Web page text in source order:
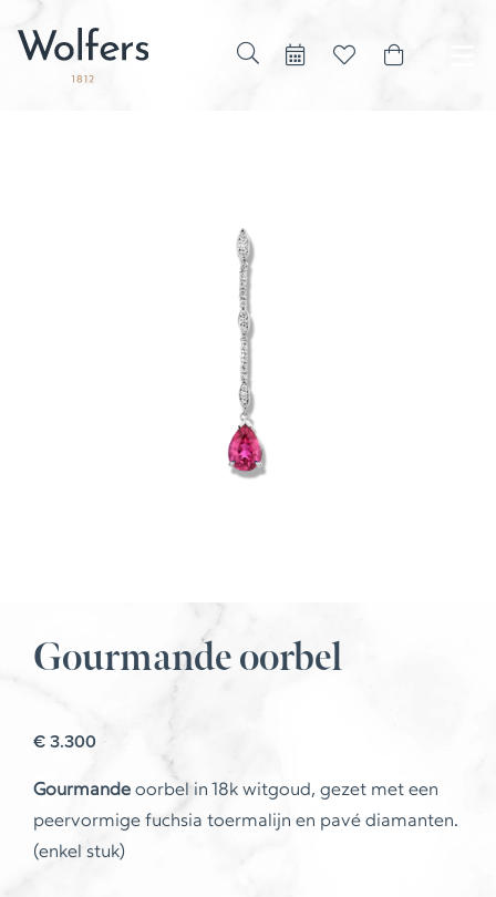
Gourmande oorbel
€3.300
Gourmande oorbel in 18k witgoud, gezet met een
peervormige fuchsia toermalijn en pavé diamanten.
(enkel stuk)